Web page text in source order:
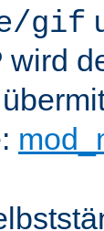
gif
wird